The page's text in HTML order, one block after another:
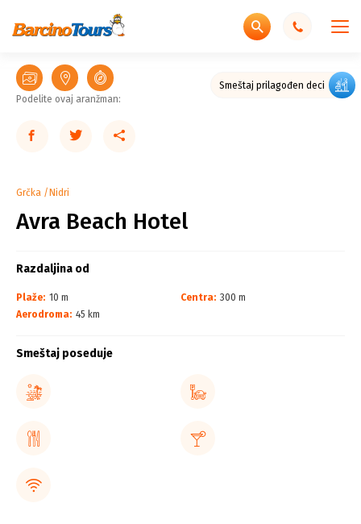
Smeštaj prilagođen deci
Podelite ovaj aranžman:
Grčka Nidri
Avra Beach Hotel
Razdaljina od
Plaže: 10 m Centra: 300 m
Aerodroma: 45 km
Smeštaj poseduje